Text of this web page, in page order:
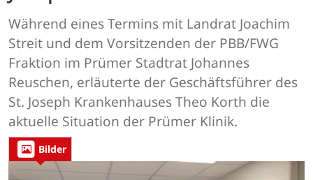
Während eines Termins mit Landrat Joachim
Streit und dem Vorsitzenden der PBB/FWG
Fraktion im Prümer Stadtrat Johannes
Reuschen, erläuterte der Geschäftsführer des
St. Joseph Krankenhauses Theo Korth die
aktuelle Situation der Prümer Klinik.
Bilder